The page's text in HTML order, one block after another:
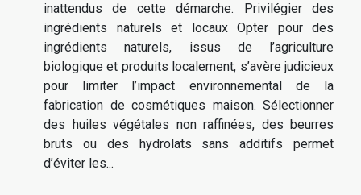
inattendus de cette démarche. Privilégier des
ingrédients naturels et locaux Opter pour des
ingrédients naturels, issus de l’agriculture
biologique et produits localement, s’avère judicieux
pour limiter l’impact environnemental de la
fabrication de cosmétiques maison. Sélectionner
des huiles végétales non raffinées, des beurres
bruts ou des hydrolats sans additifs permet
d’éviter les...